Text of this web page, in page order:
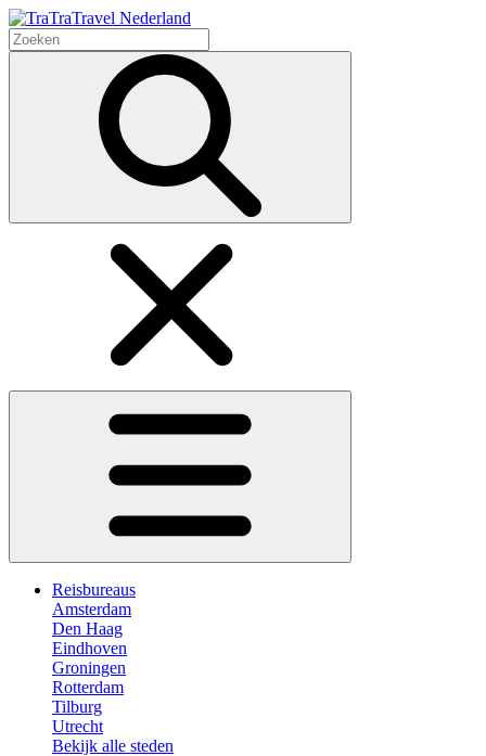
Reisbureaus
Amsterdam
Den Haag
Eindhoven
Groningen
Rotterdam
Tilburg
Utrecht
Bekijk alle steden